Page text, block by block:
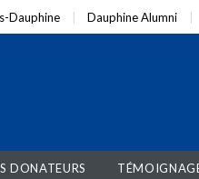
Dauphine Dauphine Alumni
DONATEURS